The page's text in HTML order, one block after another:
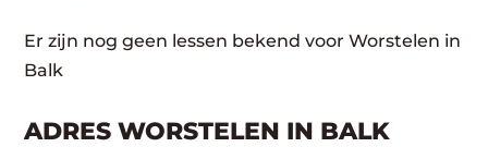
Er zijn nog geen lessen bekend voor Worstelen in
Balk
ADRES WORSTELEN IN BALK